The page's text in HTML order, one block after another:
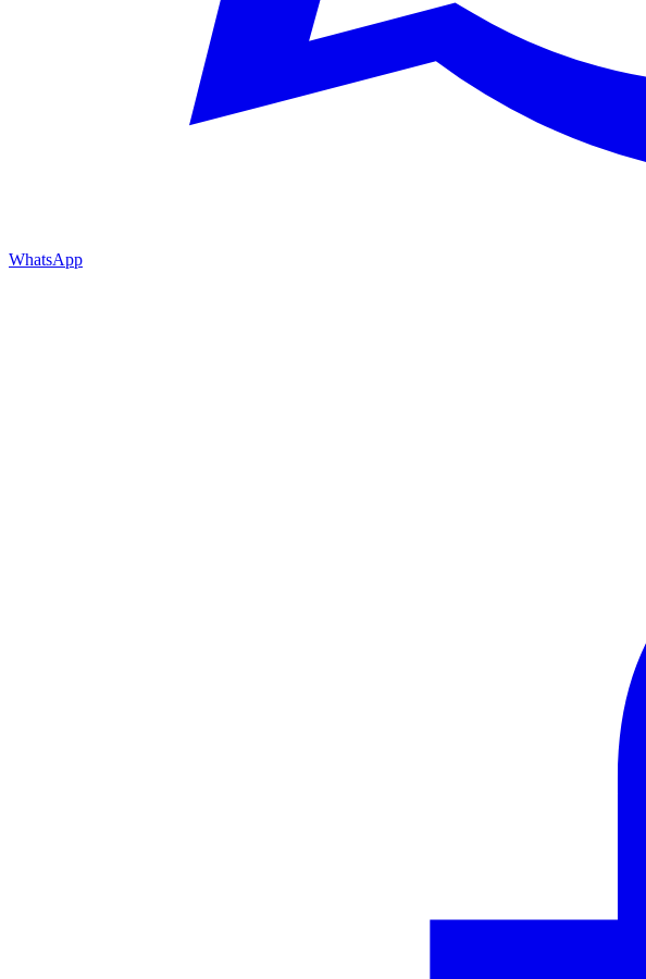
WhatsApp